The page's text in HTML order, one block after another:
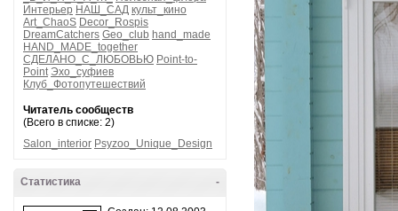
Интерьер НАШ_САД культ_кино
Art_ChaoS Decor_Rospis
DreamCatchers Geo_club hand_made
HAND_MADE_together
СДЕЛАНО_С_ЛЮБОВЬЮ Point-to-
Point Эхо_суфиев
Клуб_Фотопутешествий
Читатель сообществ
(Всего в списке: 2)
Salon_interior Psyzoo_Unique_Design
-
Статистика